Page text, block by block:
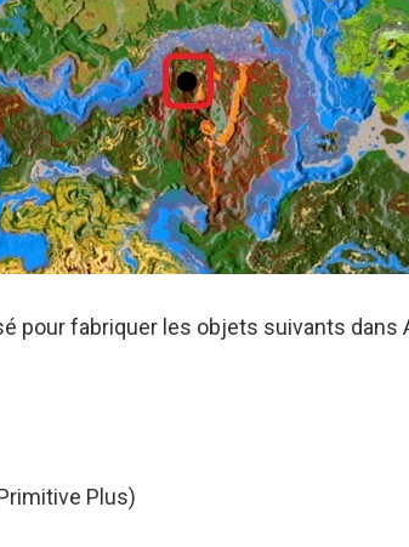
pour fabriquer les objets suivants dans
Plus)